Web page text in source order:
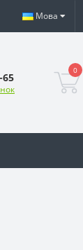
Мова
65
0